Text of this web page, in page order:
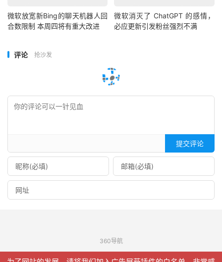
微软放宽新Bing的聊天机器人回
合数限制 本周四将有重大改进
微软消灭了 ChatGPT 的感情，
必应更新引发粉丝强烈不满
评论 抢沙发
提交评论
360导航
© 2026信聚合 网站地图